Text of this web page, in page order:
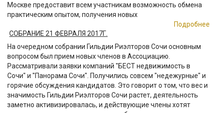
Москве предоставит всем участникам возможность обмена
практическим опытом, получения новых
Подробнее
СОБРАНИЕ 21 ФЕВРАЛЯ 2017Г.
На очередном собрании Гильдии Риэлторов Сочи основным
вопросом был прием новых членов в Ассоциацию.
Рассматривали заявки компаний "БЕСТ недвижимость в
Сочи" и "Панорама Сочи". Получились совсем "недежурные" и
горячие обсуждения кандидатов. Это говорит о том, что вес и
значимость Гильдии Риэлторов Сочи растет, деятельность
заметно активизировалась, и действующие члены хотят